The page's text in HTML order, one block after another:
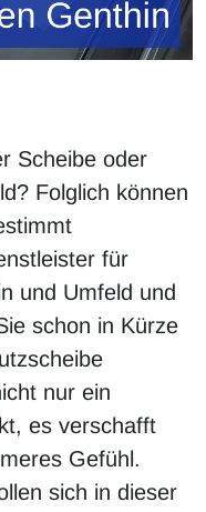
Scheibe oder
Folglich können
für
und Umfeld und
schon in Kürze
nur ein
es verschafft
Gefühl.
sich in dieser